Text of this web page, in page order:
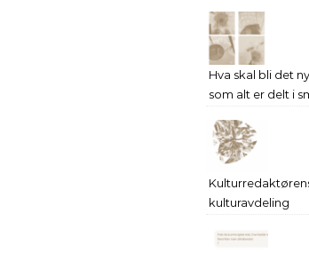
Hva skal bli det
som alt er delt i
kulturavdeling